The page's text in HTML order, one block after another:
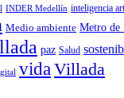
INDER Medellín inteligencia
Medio ambiente Metro de
paz Salud
vida Villada